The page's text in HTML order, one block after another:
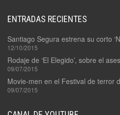
ENTRADAS RECIENTES
Santiago Segura estrena su corto
12/10/2015
Rodaje de ‘El Elegido’, sobre el
09/07/2015
Movie-men en el Festival de terror
09/07/2015